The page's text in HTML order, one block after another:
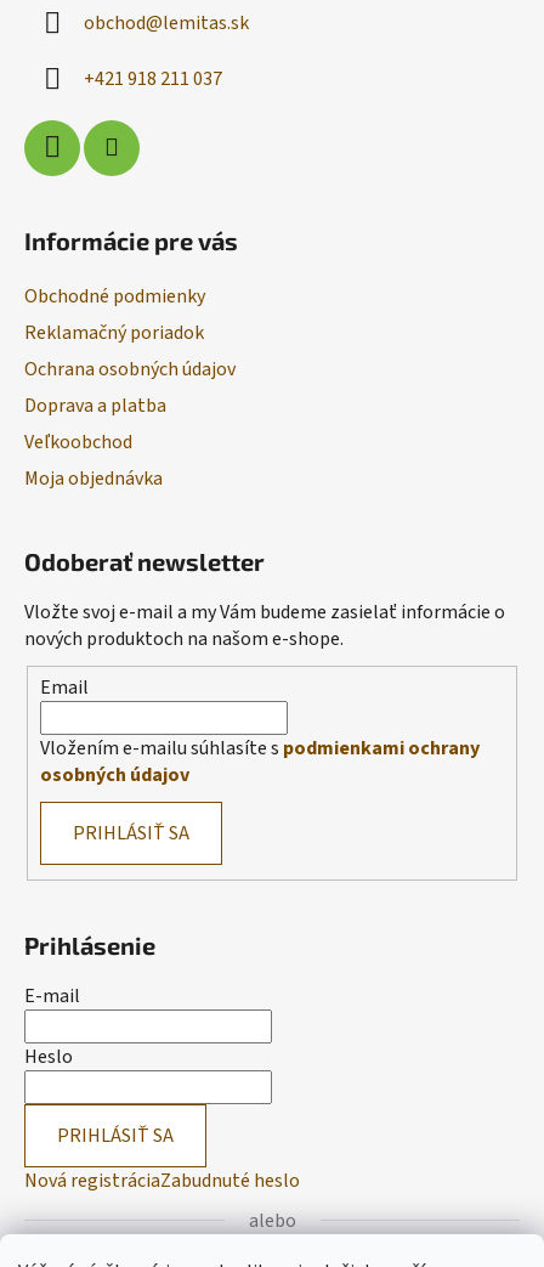
obchod@lemitas.sk
+421 918 211 037
Informácie pre vás
Obchodné podmienky
Reklamačný poriadok
Ochrana osobných údajov
Doprava a platba
Veľkoobchod
Moja objednávka
Odoberať newsletter
Vložte svoj e-mail a my Vám budeme zasielať informácie o
nových produktoch na našom e-shope.
Email
Vložením e-mailu súhlasíte s podmienkami ochrany
osobných údajov
PRIHLÁSIŤ SA
Prihlásenie
E-mail
Heslo
PRIHLÁSIŤ SA
Nová registráciaZabudnuté heslo
alebo